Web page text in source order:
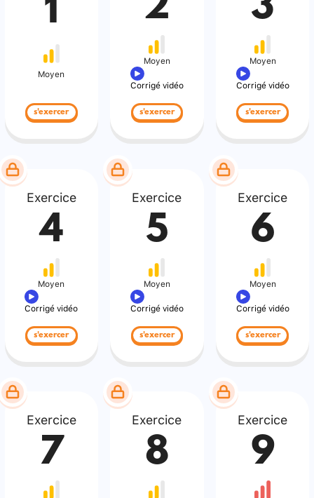
1
Moyen
s'exercer
Moyen
Corrigé vidéo
s'exercer
Moyen
Corrigé vidéo
s'exercer
Exercice
4
Moyen
Corrigé vidéo
s'exercer
Exercice
5
Moyen
Corrigé vidéo
s'exercer
Exercice
6
Moyen
Corrigé vidéo
s'exercer
Exercice
7
Exercice
8
Exercice
9